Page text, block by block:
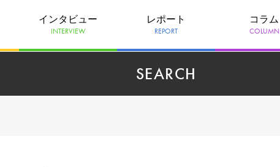
インタビュー
INTERVIEW
レポート
REPORT
コラム
COLUMN
SEARCH